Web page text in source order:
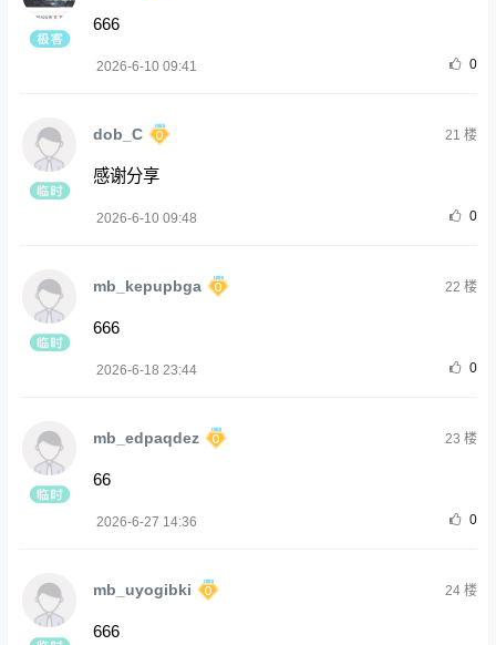
666
2026-6-10 09:41 0
dob_C 21 楼
感谢分享
2026-6-10 09:48 0
mb_kepupbga 22 楼
666
2026-6-18 23:44 0
mb_edpaqdez 23 楼
66
2026-6-27 14:36 0
mb_uyogibki 24楼
666